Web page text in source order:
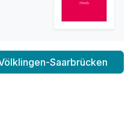
Saarbrücken